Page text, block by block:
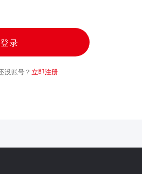
登录
没账号？ 立即注册